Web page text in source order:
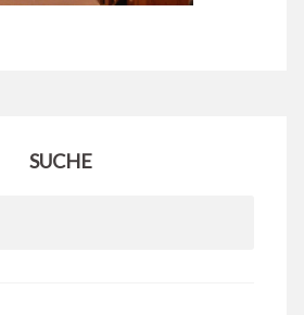
SUCHE